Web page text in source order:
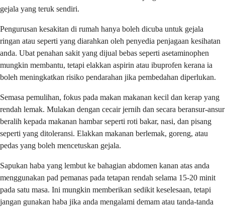
gejala yang teruk sendiri.
Pengurusan kesakitan di rumah hanya boleh dicuba untuk gejala
ringan atau seperti yang diarahkan oleh penyedia penjagaan kesihatan
anda. Ubat penahan sakit yang dijual bebas seperti asetaminophen
mungkin membantu, tetapi elakkan aspirin atau ibuprofen kerana ia
boleh meningkatkan risiko pendarahan jika pembedahan diperlukan.
Semasa pemulihan, fokus pada makan makanan kecil dan kerap yang
rendah lemak. Mulakan dengan cecair jernih dan secara beransur-ansur
beralih kepada makanan hambar seperti roti bakar, nasi, dan pisang
seperti yang ditoleransi. Elakkan makanan berlemak, goreng, atau
pedas yang boleh mencetuskan gejala.
Sapukan haba yang lembut ke bahagian abdomen kanan atas anda
menggunakan pad pemanas pada tetapan rendah selama 15-20 minit
pada satu masa. Ini mungkin memberikan sedikit keselesaan, tetapi
jangan gunakan haba jika anda mengalami demam atau tanda-tanda